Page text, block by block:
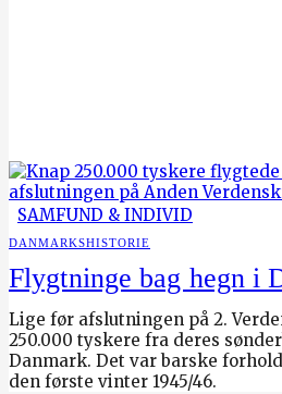
SAMFUND & INDIVID
DANMARKSHISTORIE
Flygtninge bag hegn i
Lige før afslutningen på 2.
250.000 tyskere fra deres
Danmark. Det var barske
den første vinter 1945/46.